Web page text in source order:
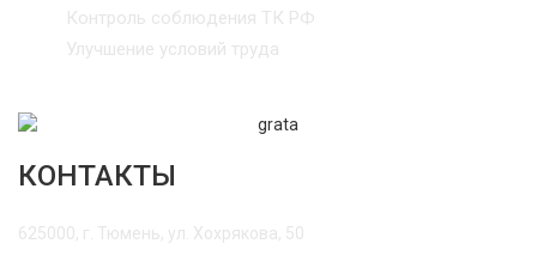
Контроль соблюдения ТК РФ
Улучшение условий труда
КОНТАКТЫ
625000, г. Тюмень, ул. Хохрякова, 50